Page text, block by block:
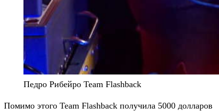
Педро Рибейро Team Flashback
Помимо этого Team Flashback получила 5000 долларов